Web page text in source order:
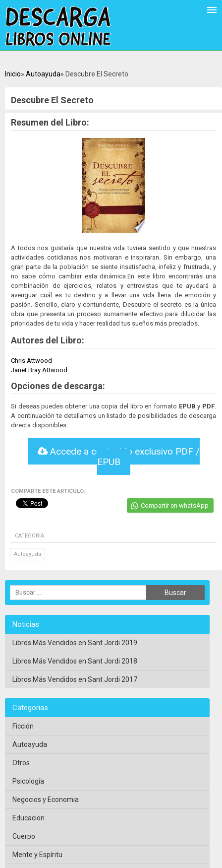
Inicio Autoayuda Descubre El Secreto
Descubre El Secreto
Resumen del Libro:
A todos nos gustaría que nuestra vida tuviera sentido y que nuestras
actividades cotidianas nos motivaran e inspiraran. Sin embargo, una
gran parte de la población se siente insatisfecha, infeliz y frustrada, y
no sabe cómo cambiar esta dinámica.En este libro encontrarás una
combinación de ejercicios, relatos y entrevistas que te ayudará a
averiguar cuál es tu destino y a llevar una vida llena de emoción y
pasión. Sencillo, claro y contundente, Descubre el secreto es la única
obra que presenta un proceso sumamente efectivo para dilucidar las
prioridades de tu vida y hacer realidad tus sueños más preciados.
Autores del Libro:
Chris Attwood
Janet Bray Attwood
Opciones de descarga:
Si deseas puedes obtener una copia del libro en formato EPUB y PDF
A continuación te detallamos un listado de posibilidades de descarga
directa disponibles:
Accede a contenido exclusivo PDF /
EPUB
COMPARTE ESTE ARTICULO:
Compartir en whatsApp
CATEGORÍA:
Autoayuda
Noticias
Libros Más Vendidos en Sant Jordi 2019
Libros Más Vendidos en Sant Jordi 2018
Libros Más Vendidos en Sant Jordi 2017
Categorias
Ficción
Autoayuda
Otros
Psicología
Negocios y Economia
Educacion
Cuerpo
Mente y Espíritu